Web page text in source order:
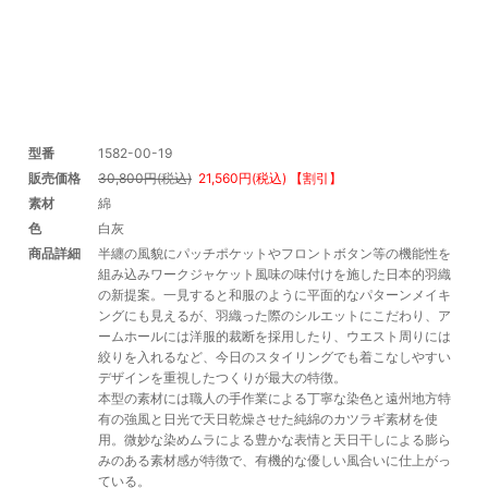
型番
1582-00-19
販売価格
30,800円(税込) 21,560円(税込) 【割引】
素材
綿
色
白灰
商品詳細
半纏の風貌にパッチポケットやフロントボタン等の機能性を
組み込みワークジャケット風味の味付けを施した日本的羽織
の新提案。一見すると和服のように平面的なパターンメイキ
ングにも見えるが、羽織った際のシルエットにこだわり、ア
ームホールには洋服的裁断を採用したり、ウエスト周りには
絞りを入れるなど、今日のスタイリングでも着こなしやすい
デザインを重視したつくりが最大の特徴。
本型の素材には職人の手作業による丁寧な染色と遠州地方特
有の強風と日光で天日乾燥させた純綿のカツラギ素材を使
用。微妙な染めムラによる豊かな表情と天日干しによる膨ら
みのある素材感が特徴で、有機的な優しい風合いに仕上がっ
ている。